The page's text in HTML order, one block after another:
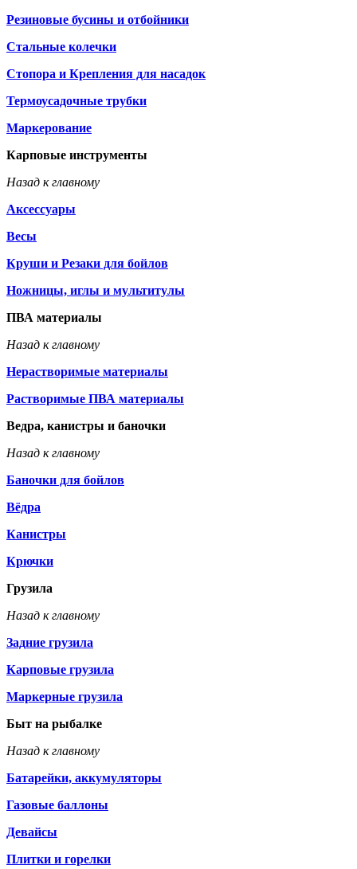
Резиновые бусины и отбойники
Стальные колечки
Стопора и Крепления для насадок
Термоусадочные трубки
Маркерование
Карповые инструменты
Назад к главному
Аксессуары
Весы
Круши и Резаки для бойлов
Ножницы, иглы и мультитулы
ПВА материалы
Назад к главному
Нерастворимые материалы
Растворимые ПВА материалы
Ведра, канистры и баночки
Назад к главному
Баночки для бойлов
Вёдра
Канистры
Крючки
Грузила
Назад к главному
Задние грузила
Карповые грузила
Маркерные грузила
Быт на рыбалке
Назад к главному
Батарейки, аккумуляторы
Газовые баллоны
Девайсы
Плитки и горелки